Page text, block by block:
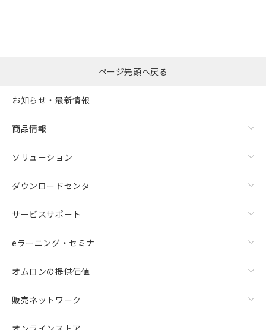
ページ先頭へ戻る
お知らせ・最新情報
商品情報
ソリューション
ダウンロードセンタ
サービスサポート
eラーニング・セミナ
オムロンの提供価値
販売ネットワーク